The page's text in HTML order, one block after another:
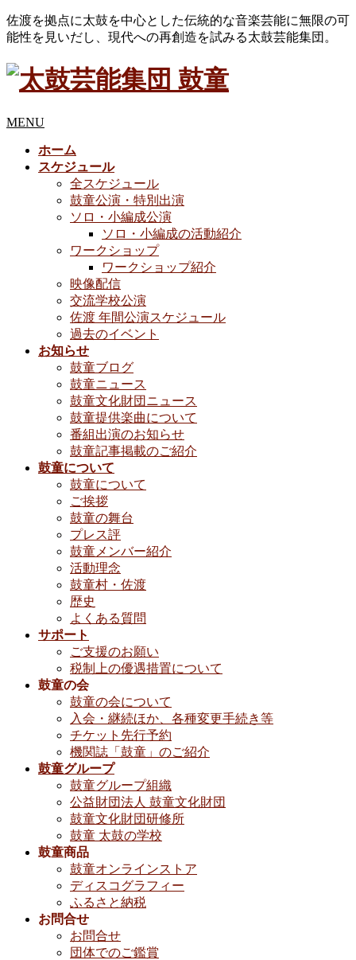
佐渡を拠点に太鼓を中心とした伝統的な音楽芸能に無限の可
能性を見いだし、現代への再創造を試みる太鼓芸能集団。
MENU
ホーム
スケジュール
全スケジュール
鼓童公演・特別出演
ソロ・小編成公演
ソロ・小編成の活動紹介
ワークショップ
ワークショップ紹介
映像配信
交流学校公演
佐渡 年間公演スケジュール
過去のイベント
お知らせ
鼓童ブログ
鼓童ニュース
鼓童文化財団ニュース
鼓童提供楽曲について
番組出演のお知らせ
鼓童記事掲載のご紹介
鼓童について
鼓童について
ご挨拶
鼓童の舞台
プレス評
鼓童メンバー紹介
活動理念
鼓童村・佐渡
歴史
よくある質問
サポート
ご支援のお願い
税制上の優遇措置について
鼓童の会
鼓童の会について
入会・継続ほか、各種変更手続き等
チケット先行予約
機関誌「鼓童」のご紹介
鼓童グループ
鼓童グループ組織
公益財団法人 鼓童文化財団
鼓童文化財団研修所
鼓童 太鼓の学校
鼓童商品
鼓童オンラインストア
ディスコグラフィー
ふるさと納税
お問合せ
お問合せ
団体でのご鑑賞